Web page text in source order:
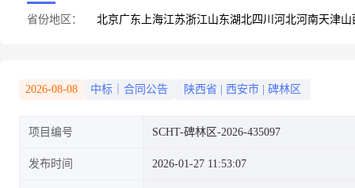
省份地区： 北京广东 上海江苏浙江山东湖北四川 河北河南天津山
2026-08-08 中标｜合同公告 陕西省 西安市 碑林区
项目编号 SCHT-碑林区-2026-435097
发布时间 2026-01-27 11:53:07